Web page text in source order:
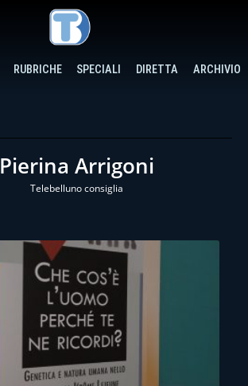
RUBRICHE SPECIALI DIRETTA ARCHIVIO
Pierina Arrigoni
Telebelluno consiglia